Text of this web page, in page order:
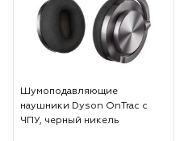
Шумоподавляющие
наушники Dyson OnTrac с
ЧПУ, черный никель